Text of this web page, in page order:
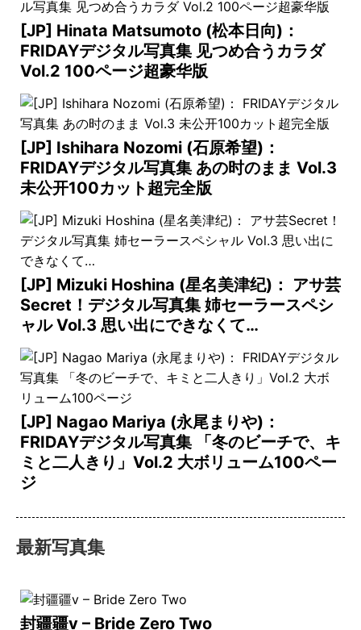
[JP] Hinata Matsumoto (松本日向)：
FRIDAYデジタル写真集 见つめ合うカラダ
Vol.2 100ページ超豪华版
[JP] Ishihara Nozomi (石原希望)：
FRIDAYデジタル写真集 あの时のまま Vol.3
未公开100カット超完全版
[JP] Mizuki Hoshina (星名美津纪)： アサ芸
Secret！デジタル写真集 姉セーラースペシ
ャル Vol.3 思い出にできなくて…
[JP] Nagao Mariya (永尾まりや)：
FRIDAYデジタル写真集 「冬のビーチで、キ
ミと二人きり」Vol.2 大ボリューム100ペー
ジ
最新写真集
封疆疆v – Bride Zero Two